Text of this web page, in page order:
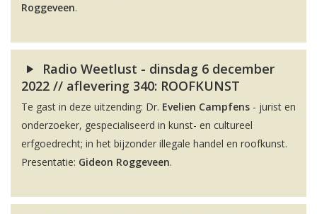
Roggeveen.
Radio Weetlust - dinsdag 6 december
2022 // aflevering 340: ROOFKUNST
Te gast in deze uitzending: Dr. Evelien Campfens - jurist en
onderzoeker, gespecialiseerd in kunst- en cultureel
erfgoedrecht; in het bijzonder illegale handel en roofkunst.
Presentatie: Gideon Roggeveen.